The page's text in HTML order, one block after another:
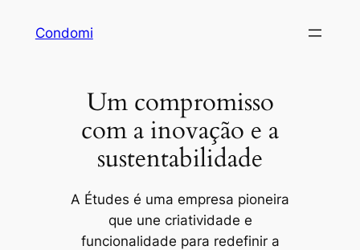
Condomi
Um compromisso
com a inovação e a
sustentabilidade
A Études é uma empresa pioneira
que une criatividade e
funcionalidade para redefinir a